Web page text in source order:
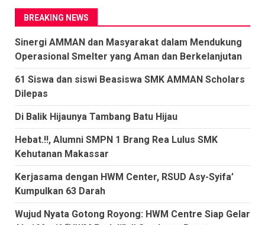
BREAKING NEWS
Sinergi AMMAN dan Masyarakat dalam Mendukung
Operasional Smelter yang Aman dan Berkelanjutan
61 Siswa dan siswi Beasiswa SMK AMMAN Scholars
Dilepas
Di Balik Hijaunya Tambang Batu Hijau
Hebat.!!, Alumni SMPN 1 Brang Rea Lulus SMK
Kehutanan Makassar
Kerjasama dengan HWM Center, RSUD Asy-Syifa’
Kumpulkan 63 Darah
Wujud Nyata Gotong Royong: HWM Centre Siap Gelar